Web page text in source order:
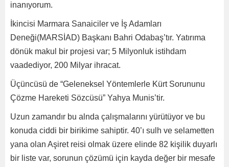
inanıyorum.
İkincisi Marmara Sanaiciler ve İş Adamları
Deneği(MARSİAD) Başkanı Bahri Odabaş’tır. Yatırıma
dönük makul bir projesi var; 5 Milyonluk istihdam
vaadediyor, 200 Milyar ihracat.
Üçüncüsü de “Geleneksel Yöntemlerle Kürt Sorununu
Çözme Hareketi Sözcüsü” Yahya Munis’tir.
Uzun zamandır bu alnda çalışmalarını yürütüyor ve bu
konuda ciddi bir birikime sahiptir. 40’ı sulh ve selametten
yana olan Aşiret reisi olmak üzere elinde 82 kişilik duyarlı
bir liste var, sorunun çözümü için kayda değer bir mesafe